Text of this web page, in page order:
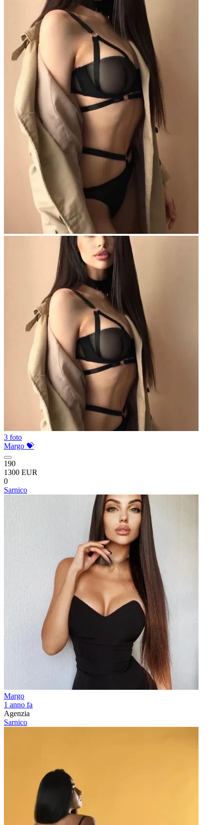
3 foto
Margo 💝
190
1300 EUR
0
Sarnico
Margo
1 anno fa
Agenzia
Sarnico